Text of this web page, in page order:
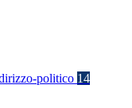
politico 14